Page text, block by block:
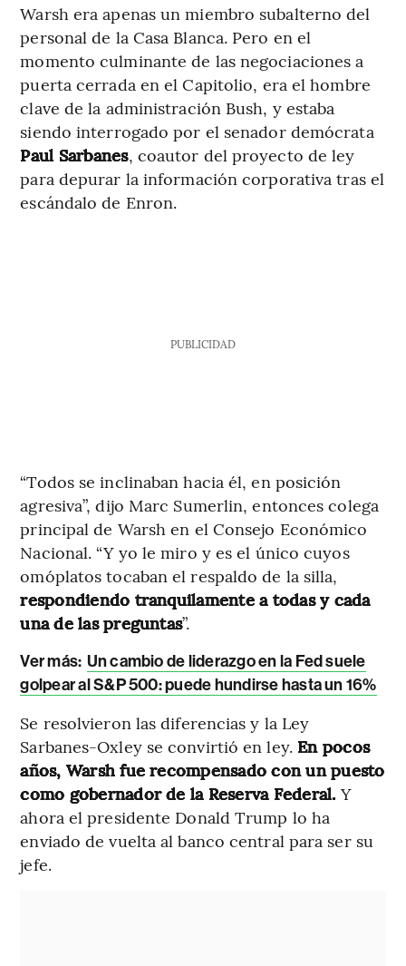
Warsh era apenas un miembro subalterno del
personal de la Casa Blanca. Pero en el
momento culminante de las negociaciones a
puerta cerrada en el Capitolio, era el hombre
clave de la administración Bush, y estaba
siendo interrogado por el senador demócrata
Paul Sarbanes, coautor del proyecto de ley
para depurar la información corporativa tras el
escándalo de Enron.
PUBLICIDAD
“Todos se inclinaban hacia él, en posición
agresiva”, dijo Marc Sumerlin, entonces colega
principal de Warsh en el Consejo Económico
Nacional. “Y yo le miro y es el único cuyos
omóplatos tocaban el respaldo de la silla,
respondiendo tranquilamente a todas y cada
una de las preguntas”.
Ver más: Un cambio de liderazgo en la Fed suele
golpear al S&P 500: puede hundirse hasta un 16%
Se resolvieron las diferencias y la Ley
Sarbanes-Oxley se convirtió en ley.En pocos
años, Warsh fue recompensado con un puesto
como gobernador de la Reserva Federal. Y
ahora el presidente Donald Trump lo ha
enviado de vuelta al banco central para ser su
jefe.